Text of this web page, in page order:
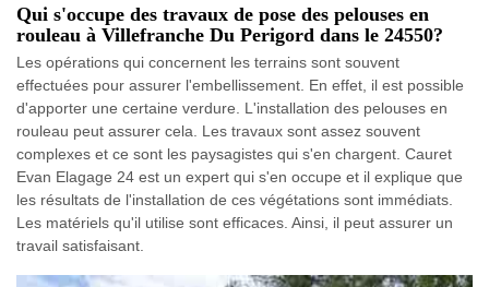
Qui s'occupe des travaux de pose des pelouses en
rouleau à Villefranche Du Perigord dans le 24550?
Les opérations qui concernent les terrains sont souvent
effectuées pour assurer l'embellissement. En effet, il est possible
d'apporter une certaine verdure. L'installation des pelouses en
rouleau peut assurer cela. Les travaux sont assez souvent
complexes et ce sont les paysagistes qui s'en chargent. Cauret
Evan Elagage 24 est un expert qui s'en occupe et il explique que
les résultats de l'installation de ces végétations sont immédiats.
Les matériels qu'il utilise sont efficaces. Ainsi, il peut assurer un
travail satisfaisant.